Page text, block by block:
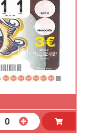
0